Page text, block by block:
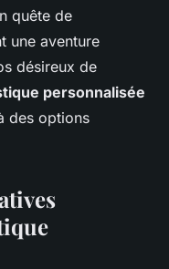
quête de
une aventure
désireux de
personnalisée
des options